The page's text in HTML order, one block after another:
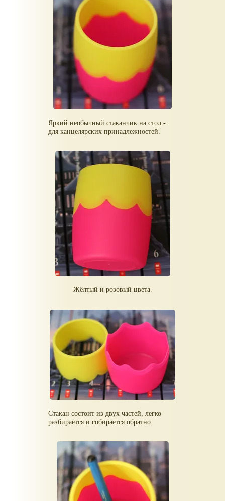
Яркий необычный стаканчик на стол -
для канцелярских принадлежностей.
Жёлтый и розовый цвета.
Стакан состоит из двух частей, легко
разбирается и собирается обратно.